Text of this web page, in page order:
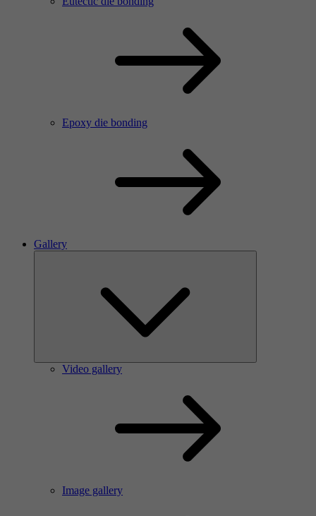
Epoxy die bonding
Gallery
Video gallery
Image gallery